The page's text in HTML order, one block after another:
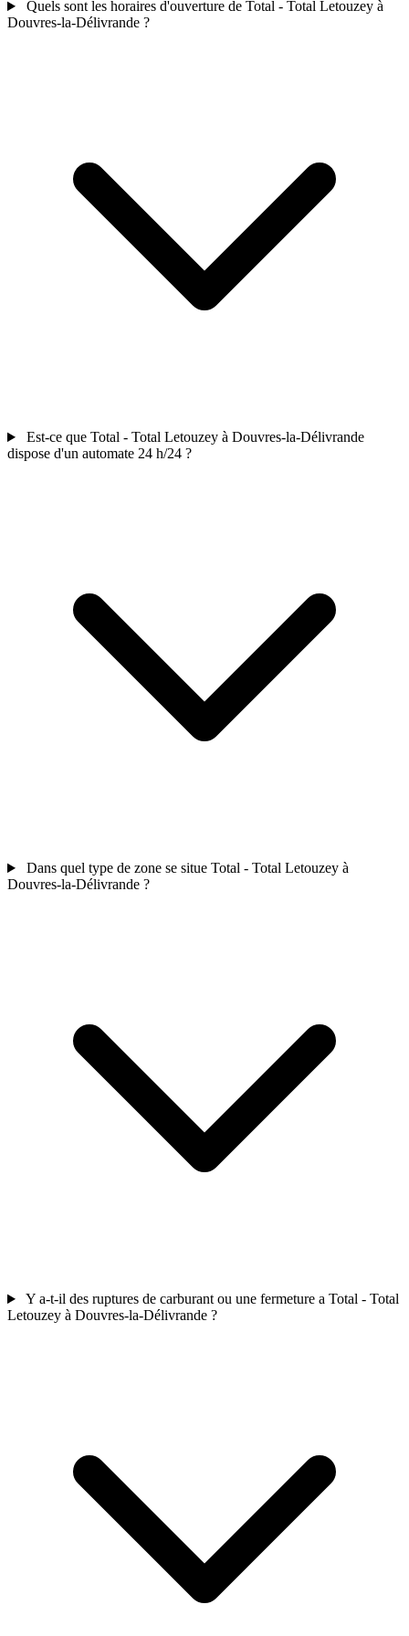
Quels sont les horaires d'ouverture de Total - Total Letouzey à
Douvres-la-Délivrande ?
Est-ce que Total - Total Letouzey à Douvres-la-Délivrande
dispose d'un automate 24 h/24 ?
Dans quel type de zone se situe Total - Total Letouzey à
Douvres-la-Délivrande ?
Y a-t-il des ruptures de carburant ou une fermeture a Total - Total
Letouzey à Douvres-la-Délivrande ?